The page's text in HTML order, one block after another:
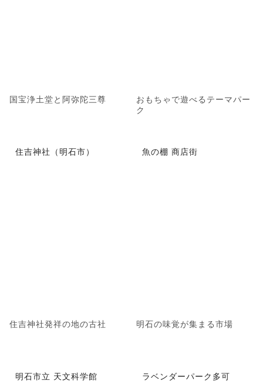
国宝浄土堂と阿弥陀三尊
おもちゃで遊べるテーマパー
ク
住吉神社（明石市）
住吉神社発祥の地の古社
魚の棚 商店街
明石の味覚が集まる市場
明石市立 天文科学館 ラベンダーパーク多可